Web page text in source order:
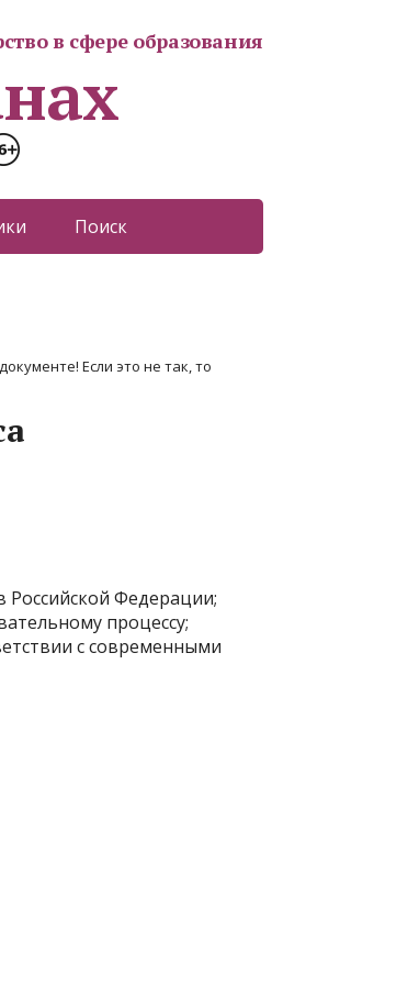
в сфере образования
Поиск
Если это не так, то
Федерации;
процессу;
с современными